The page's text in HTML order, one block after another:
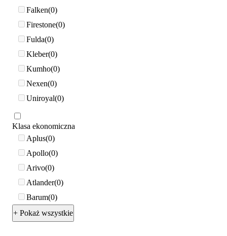
Falken 0
Firestone 0
Fulda 0
Kleber 0
Kumho 0
Nexen 0
Uniroyal 0
Klasa ekonomiczna
Aplus 0
Apollo 0
Arivo 0
Atlander 0
Barum 0
+ Pokaż wszystkie